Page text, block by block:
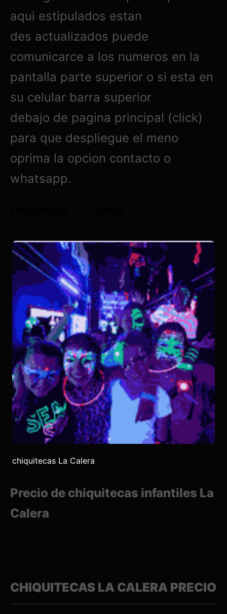
aqui estipulados estan
des actualizados puede
comunicarce a los numeros en la
pantalla parte superior o si esta en
su celular barra superior
debajo de pagina principal (click)
para que despliegue el meno
oprima la opcion contacto o
whatsapp.
chiquitecas La Calera
Precio de chiquitecas infantiles La
Calera
CHIQUITECAS LA CALERA PRECIO